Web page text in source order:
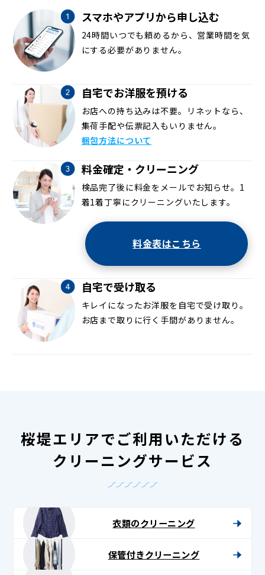
スマホやアプリから申し込む
24時間いつでも頼めるから、営業時間を気
にする必要がありません。
自宅でお洋服を預ける
お店への持ち込みは不要。リネットなら、
集荷手配や伝票記入もいりません。
梱包方法について
料金確定・クリーニング
検品完了後に料金をメールでお知らせ。1
着1着丁寧にクリーニングいたします。
料金表はこちら
自宅で受け取る
キレイになったお洋服を自宅で受け取り。
お店まで取りに行く手間がありません。
桜堤エリアでご利用いただける
クリーニングサービス
衣類のクリーニング
保管付きクリーニング